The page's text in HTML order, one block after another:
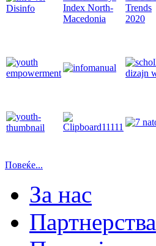
Повеќе...
За нас
Партнерства